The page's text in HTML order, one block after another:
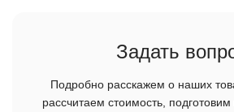
Задать
Подробно расскажем о наших
рассчитаем стоимость,